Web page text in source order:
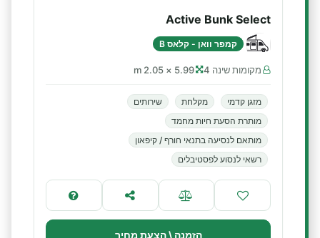
Active Bunk Select
קמפר וואן - קלאס B
מקומות שינה 4 5.99 × 2.05 m
מזגן קדמי מקלחת
שירותים
מותרת הסעת חיות מחמד
מותאם לנסיעה בתנאי חורף / קיפאון
רשאי לנסוע לפסטיבלים
הזמנה \ הצעת מחיר